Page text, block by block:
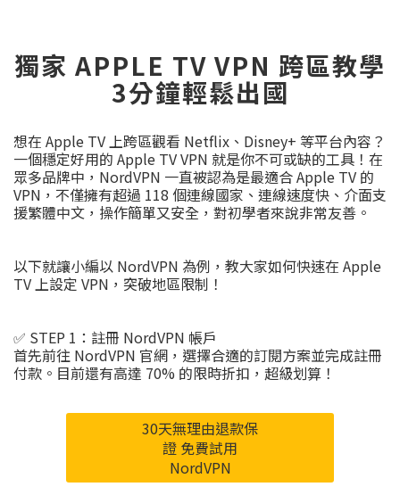
獨家 APPLE TV VPN 跨區教學
3分鐘輕鬆出國
想在 Apple TV 上跨區觀看 Netflix、Disney+ 等平台內容？
一個穩定好用的 Apple TV VPN 就是你不可或缺的工具！在
眾多品牌中，NordVPN 一直被認為是最適合 Apple TV 的
VPN，不僅擁有超過 118 個連線國家、連線速度快、介面支
援繁體中文，操作簡單又安全，對初學者來說非常友善。
以下就讓小編以 NordVPN 為例，教大家如何快速在 Apple
TV 上設定 VPN，突破地區限制！
✅ STEP 1：註冊 NordVPN 帳戶
首先前往 NordVPN 官網，選擇合適的訂閱方案並完成註冊
付款。目前還有高達 70% 的限時折扣，超級划算！
30天無理由退款保
證 免費試用
NordVPN